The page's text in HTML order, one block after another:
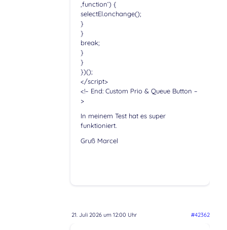
‚function‘) {
selectEl.onchange();
}
}
break;
}
}
})();
</script>
<!– End: Custom Prio & Queue Button –
>
In meinem Test hat es super
funktioniert.
Gruß Marcel
21. Juli 2026 um 12:00 Uhr #42362